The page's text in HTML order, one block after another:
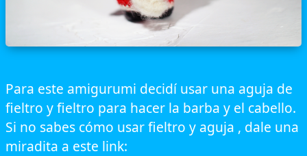
Para este amigurumi decidí usar una aguja de
fieltro y fieltro para hacer la barba y el cabello.
Si no sabes cómo usar fieltro y aguja , dale una
miradita a este link: